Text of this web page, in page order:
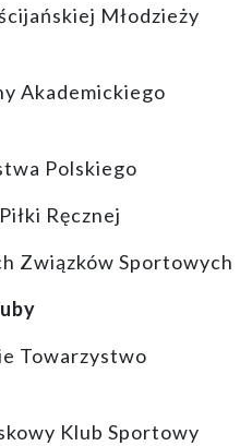
Młodzieży
Akademickiego
Polskiego
Ręcznej
Związków Sportowych
Towarzystwo
Klub Sportowy